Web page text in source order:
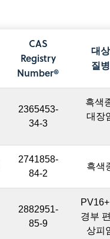
CAS
Registry
Number®
대상
질병
2365453-
34-3
흑색
대장
2741858-
84-2
흑색
2882951-
85-9
경부
상피